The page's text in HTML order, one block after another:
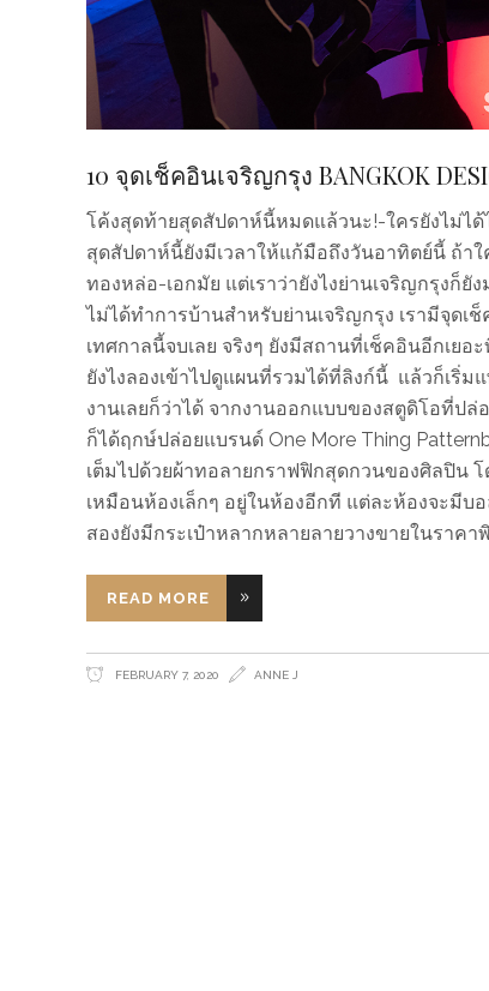
10 จุดเช็คอินเจริญกรุง BANGKOK
โค้งสุดท้ายสุดสัปดาห์นี้หมดแล้วนะ!-ใครยังไม่ได้
สุดสัปดาห์นี้ยังมีเวลาให้แก้มือถึงวันอาทิตย์นี้ ถ้า
ทองหล่อ-เอกมัย แต่เราว่ายังไงย่านเจริญกรุงก็
ไม่ได้ทำการบ้านสำหรับย่านเจริญกรุง เรามีจุดเ
เทศกาลนี้จบเลย จริงๆ ยังมีสถานที่เช็คอินอีกเยอ
ยังไงลองเข้าไปดูแผนที่รวมได้ที่ลิงก์นี้ แล้วก็เริ่ม
งานเลยก็ว่าได้ จากงานออกแบบของสตูดิโอที่ป
ก็ได้ฤกษ์ปล่อยแบรนด์ One More Thing
เต็มไปด้วยผ้าทอลายกราฟฟิกสุดกวนของศิลปิน
เหมือนห้องเล็กๆ อยู่ในห้องอีกที แต่ละห้องจะมี
สองยังมีกระเป๋าหลากหลายลายวางขายในราคา
READ MORE
FEBRUARY 7, 2020 ANNE J